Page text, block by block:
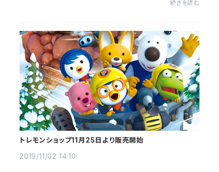
続きを読む
トレモンショップ11月25日より販売開始
2019/11/02 14:10